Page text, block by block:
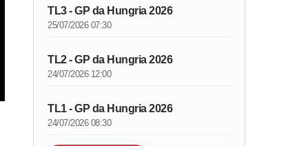
TL3 - GP da Hungria 2026
25/07/2026 07:30
TL2 - GP da Hungria 2026
24/07/2026 12:00
TL1 - GP da Hungria 2026
24/07/2026 08:30